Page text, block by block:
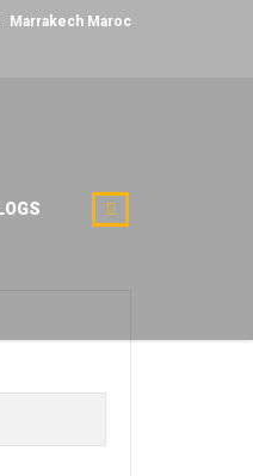
Marrakech Maroc